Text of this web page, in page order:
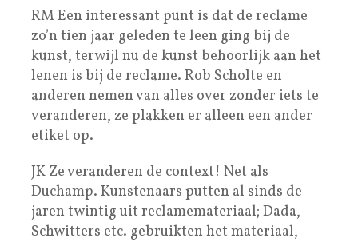
RM Een interessant punt is dat de reclame
zo’n tien jaar geleden te leen ging bij de
kunst, terwijl nu de kunst behoorlijk aan het
lenen is bij de reclame. Rob Scholte en
anderen nemen van alles over zonder iets te
veranderen, ze plakken er alleen een ander
etiket op.
JK Ze veranderen de context! Net als
Duchamp. Kunstenaars putten al sinds de
jaren twintig uit reclamemateriaal; Dada,
Schwitters etc. gebruikten het materiaal,